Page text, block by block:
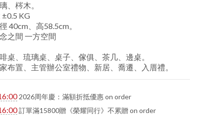
、梣木。
KG
40cm、高58.5cm。
之間 一方空間
桌、琉璃桌、桌子、傢俱、茶几、邊桌。
布置、主管辦公室禮物、新居、喬遷、入厝禮。
2026周年慶：滿額折抵優惠 on order
訂單滿15800贈《榮耀同行》不累贈 on order